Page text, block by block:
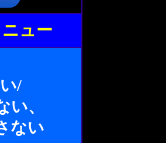
ュー
/
、
ない